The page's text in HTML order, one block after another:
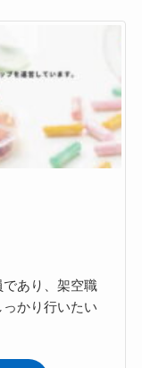
あり、架空職
かり行いたい